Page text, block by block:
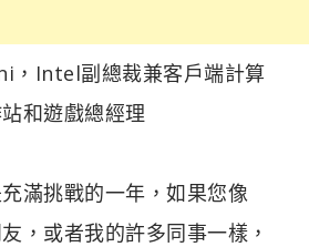
，Intel副總裁兼客戶端計算
和遊戲總經理
滿挑戰的一年，如果您像
，或者我的許多同事一樣，